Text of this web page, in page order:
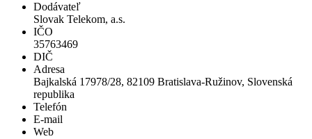
Dodávateľ
Slovak Telekom, a.s.
IČO
35763469
DIČ
Adresa
Bajkalská 17978/28, 82109 Bratislava-Ružinov, Slovenská
republika
Telefón
E-mail
Web